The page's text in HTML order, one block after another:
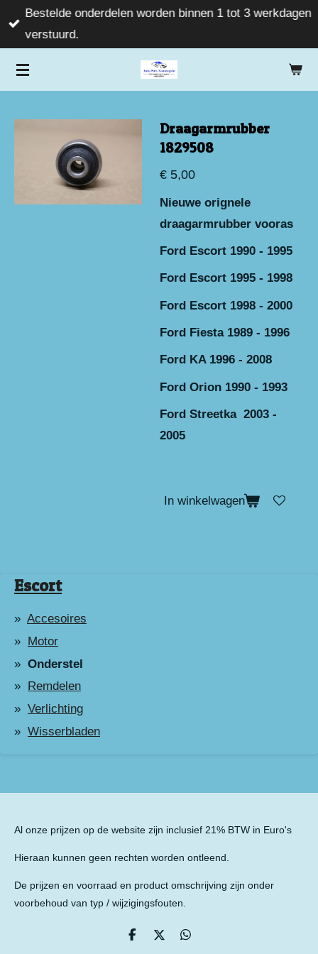
Ga
direct
de
Bestelde onderdelen worden binnen 1 tot 3 werkdagen
verstuurd.
Draagarmrubber
1829508
€ 5,00
Nieuwe orignele
draagarmrubber vooras
Ford Escort 1990 - 1995
Ford Escort 1995 - 1998
Ford Escort 1998 - 2000
Ford Fiesta 1989 - 1996
Ford KA 1996 - 2008
Ford Orion 1990 - 1993
Ford Streetka 2003 -
2005
In winkelwagen
Escort
Accesoires
Motor
Onderstel
Remdelen
Verlichting
Wisserbladen
Al onze prijzen op de website zijn inclusief 21% BTW in Euro's
Hieraan kunnen geen rechten worden ontleend.
De prijzen en voorraad en product omschrijving zijn onder
voorbehoud van typ / wijzigingsfouten.
D
D
D